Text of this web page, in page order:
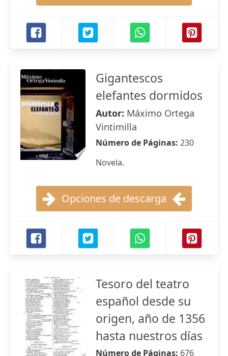
Gigantescos
elefantes dormidos
Autor: Máximo Ortega
Vintimilla
Número de Páginas: 230
Novela.
Opciones de descarga
Tesoro del teatro
español desde su
origen, año de 1356
hasta nuestros días
Número de Páginas: 676